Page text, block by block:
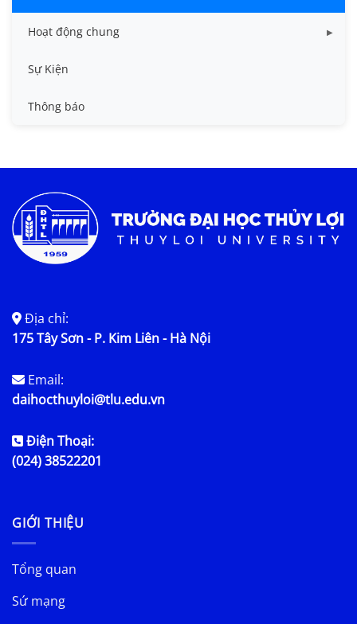
Hoạt động chung
Tin công tác sinh viên
Tin đào tạo
Tin tức chung
Sự Kiện
Thông báo
Địa chỉ:
175 Tây Sơn - P. Kim Liên - Hà Nội
Email:
daihocthuyloi@tlu.edu.vn
Điện Thoại:
(024) 38522201
GIỚI THIỆU
Tổng quan
Sứ mạng